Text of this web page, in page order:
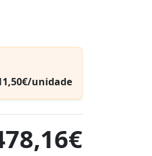
unidade